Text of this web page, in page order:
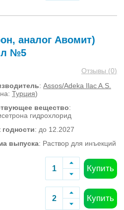
аналог Авомит)
№5
Отзывы (0)
: Assos/Adeka Ilac A.S.
Турция)
вещество:
гидрохлорид
: до 12.2027
выпуска: Раствор для инъекций
Купить
Купить